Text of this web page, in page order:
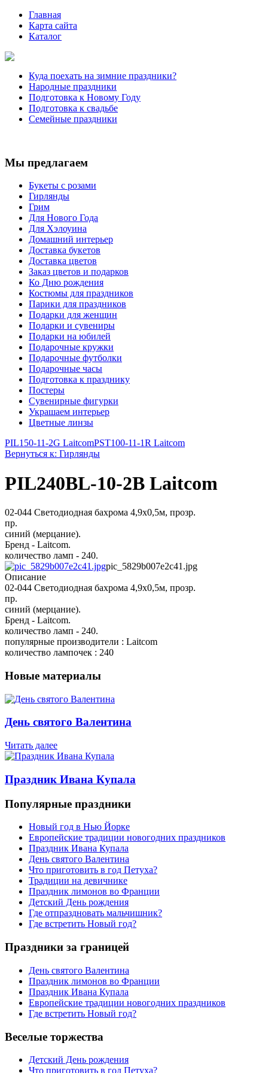
Главная
Карта сайта
Каталог
Куда поехать на зимние праздники?
Народные праздники
Подготовка к Новому Году
Подготовка к свадьбе
Семейные праздники
Мы предлагаем
Букеты с розами
Гирлянды
Грим
Для Нового Года
Для Хэлоуина
Домашний интерьер
Доставка букетов
Доставка цветов
Заказ цветов и подарков
Ко Дню рождения
Костюмы для праздников
Парики для праздников
Подарки для женщин
Подарки и сувениры
Подарки на юбилей
Подарочные кружки
Подарочные футболки
Подарочные часы
Подготовка к празднику
Постеры
Сувенирные фигурки
Украшаем интерьер
Цветные линзы
PIL150-11-2G LaitcomPST100-11-1R Laitcom
Вернуться к: Гирлянды
PIL240BL-10-2B Laitcom
02-044 Светодиодная бахрома 4,9x0,5м, прозр.
пр.
синий (мерцание).
Бренд - Laitcom.
количество ламп - 240.
pic_5829b007e2c41.jpg
Описание
02-044 Светодиодная бахрома 4,9x0,5м, прозр.
пр.
синий (мерцание).
Бренд - Laitcom.
количество ламп - 240.
популярные производители : Laitcom
количество лампочек : 240
Новые материалы
День святого Валентина
Читать далее
Праздник Ивана Купала
Популярные праздники
Новый год в Нью Йорке
Европейские традиции новогодних праздников
Праздник Ивана Купала
День святого Валентина
Что приготовить в год Петуха?
Традиции на девичнике
Праздник лимонов во Франции
Детский День рождения
Где отпраздновать мальчишник?
Где встретить Новый год?
Праздники за границей
День святого Валентина
Праздник лимонов во Франции
Праздник Ивана Купала
Европейские традиции новогодних праздников
Где встретить Новый год?
Веселые торжества
Детский День рождения
Что приготовить в год Петуха?